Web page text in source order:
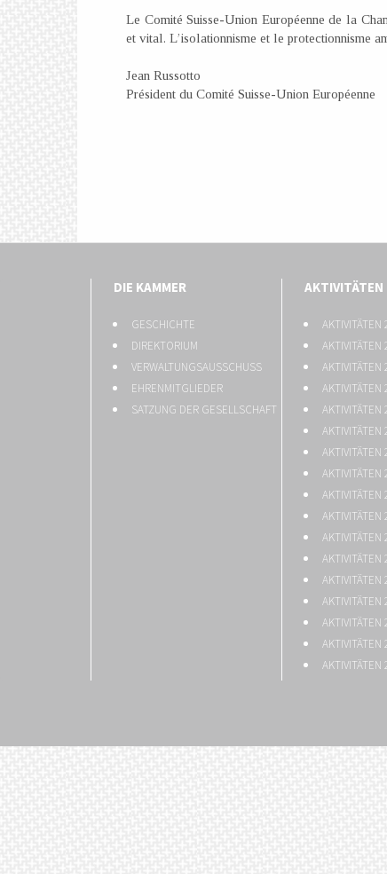
Le Comité Suisse-Union Européenne de la
et vital. L’isolationnisme et le protectionnisme
Jean Russotto
Président du Comité Suisse-Union Européenne
DIE KAMMER
GESCHICHTE
DIREKTORIUM
VERWALTUNGSAUSSCHUSS
EHRENMITGLIEDER
SATZUNG DER GESELLSCHAFT
AKTIVITÄTEN
AKTIVITÄTEN
AKTIVITÄTEN
AKTIVITÄTEN
AKTIVITÄTEN
AKTIVITÄTEN
AKTIVITÄTEN
AKTIVITÄTEN
AKTIVITÄTEN
AKTIVITÄTEN
AKTIVITÄTEN
AKTIVITÄTEN
AKTIVITÄTEN
AKTIVITÄTEN
AKTIVITÄTEN
AKTIVITÄTEN
AKTIVITÄTEN
AKTIVITÄTEN